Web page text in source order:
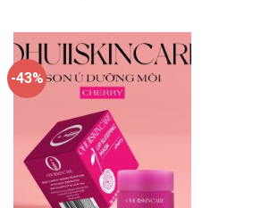
-43%